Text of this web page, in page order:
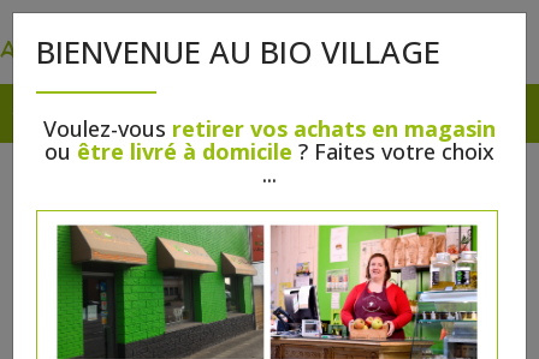
BIENVENUE AU BIO VILLAGE
Voulez-vous retirer vos achats en magasin
ou être livré à domicile ? Faites votre choix
...